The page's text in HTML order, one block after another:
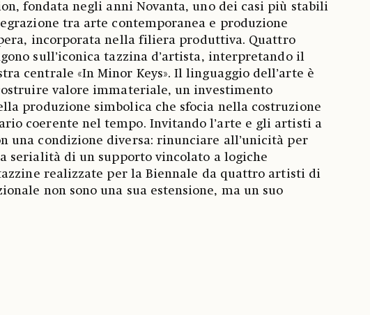
fondata negli anni Novanta, uno dei casi più stabili
tra arte contemporanea e produzione
incorporata nella filiera produttiva. Quattro
sull’iconica tazzina d’artista, interpretando il
centrale «In Minor Keys». Il linguaggio dell’arte è
valore immateriale, un investimento
produzione simbolica che sfocia nella costruzione
coerente nel tempo. Invitando l’arte e gli artisti a
una condizione diversa: rinunciare all’unicità per
serialità di un supporto vincolato a logiche
realizzate per la Biennale da quattro artisti di
non sono una sua estensione, ma un suo